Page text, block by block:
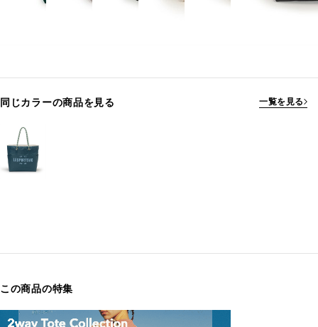
同じカラーの商品を見る 一覧を見る
この商品の特集